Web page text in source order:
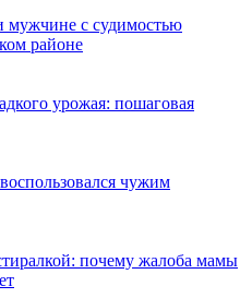
мужчине с судимостью
районе
урожая: пошаговая
чужим
почему жалоба мамы